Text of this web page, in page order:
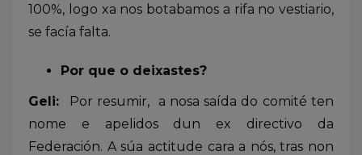
100%, logo xa nos botabamos a rifa no vestiario,
se facía falta.
Por que o deixastes?
Geli:
Por resumir, a nosa saída do comité ten
nome e apelidos dun ex directivo da
Federación. A súa actitude cara a nós, tras non